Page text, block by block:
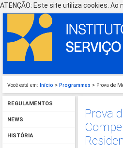
ATENÇÃO: Este site utiliza cookies.
Você está em: Início > Programmes > Prova de
REGULAMENTOS
NEWS
HISTÓRIA
Prova